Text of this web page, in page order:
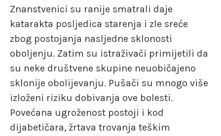
Znanstvenici su ranije smatrali daje
katarakta posljedica starenja i zle sreće
zbog postojanja nasljedne sklonosti
oboljenju. Zatim su istraživači primijetili da
su neke društvene skupine neuobičajeno
sklonije obolijevanju. Pušači su mnogo više
izloženi riziku dobivanja ove bolesti.
Povećana ugroženost postoji i kod
dijabetičara, žrtava trovanja teškim